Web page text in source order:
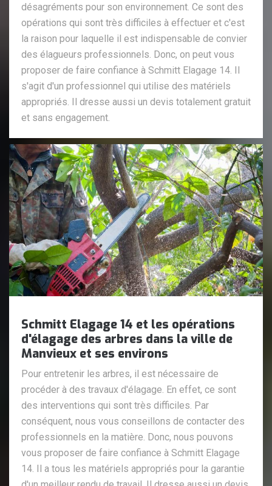
désagréments pour son environnement. Ce sont des
opérations qui sont très difficiles à effectuer et c'est
la raison pour laquelle il est indispensable de convier
des élagueurs professionnels. Donc, on peut vous
proposer de faire confiance à Schmitt Elagage 14. Il
s'agit d'un professionnel qui utilise des matériels
appropriés. Il dresse aussi un devis totalement gratuit
et sans engagement.
Schmitt Elagage 14 et les opérations
d'élagage des arbres dans la ville de
Manvieux et ses environs
Pour entretenir les arbres, il est nécessaire de
procéder à des travaux d'élagage. En effet, ce sont
des interventions qui sont très difficiles. Par
conséquent, nous vous conseillons de contacter des
professionnels en la matière. Donc, nous pouvons
vous proposer de faire confiance à Schmitt Elagage
14. Il a tous les matériels appropriés pour la garantie